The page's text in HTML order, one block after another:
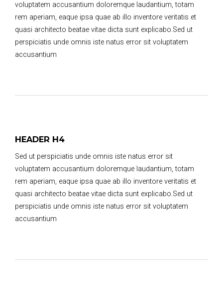
voluptatem accusantium doloremque laudantium, totam
rem aperiam, eaque ipsa quae ab illo inventore veritatis et
quasi architecto beatae vitae dicta sunt explicabo.Sed ut
perspiciatis unde omnis iste natus error sit voluptatem
accusantium
HEADER H4
Sed ut perspiciatis unde omnis iste natus error sit
voluptatem accusantium doloremque laudantium, totam
rem aperiam, eaque ipsa quae ab illo inventore veritatis et
quasi architecto beatae vitae dicta sunt explicabo.Sed ut
perspiciatis unde omnis iste natus error sit voluptatem
accusantium